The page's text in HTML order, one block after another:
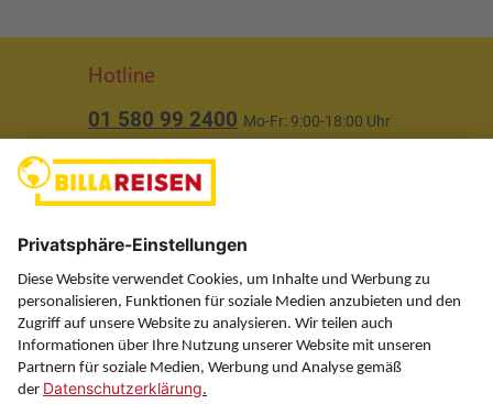
Hotline
01 580 99 2400 Mo-Fr: 9:00-18:00 Uhr
Über uns
Service
Information
Folgen Sie uns auf